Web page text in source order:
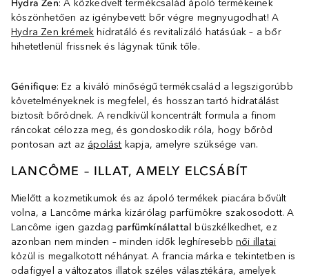
Hydra Zen: A közkedvelt termékcsalád ápoló termékeinek
köszönhetően az igénybevett bőr végre megnyugodhat! A
Hydra Zen krémek hidratáló és revitalizáló hatásúak – a bőr
hihetetlenül frissnek és lágynak tűnik tőle.
Génifique: Ez a kiváló minőségű termékcsalád a legszigorúbb
követelményeknek is megfelel, és hosszan tartó hidratálást
biztosít bőrödnek. A rendkívül koncentrált formula a finom
ráncokat célozza meg, és gondoskodik róla, hogy bőröd
pontosan azt az ápolást kapja, amelyre szüksége van.
LANCÔME – ILLAT, AMELY ELCSÁBÍT
Mielőtt a kozmetikumok és az ápoló termékek piacára bővült
volna, a Lancôme márka kizárólag parfümökre szakosodott. A
Lancôme igen gazdag parfümkínálattal büszkélkedhet, ez
azonban nem minden – minden idők leghíresebbnői illatai
közül is megalkotott néhányat. A francia márka e tekintetben is
odafigyel a változatos illatok széles választékára, amelyek